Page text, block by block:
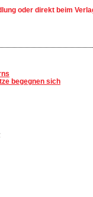
oder direkt beim
begegnen sich